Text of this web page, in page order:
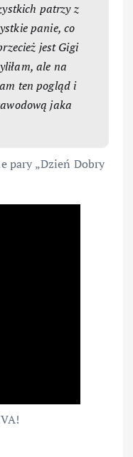
patrzy z
panie, co
jest Gigi
ale na
ten pogląd i
jaka
pary „Dzień Dobry